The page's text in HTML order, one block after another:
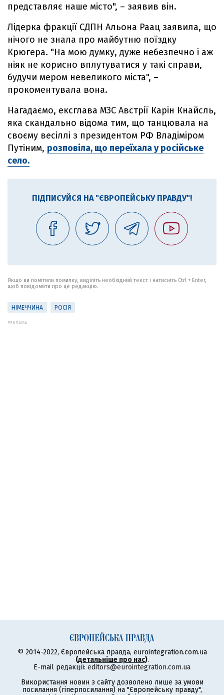
представляє наше місто", – заявив він.
Лідерка фракції СДПН Альона Раац заявила, що
нічого не знала про майбутню поїздку
Крюгера. "На мою думку, дуже небезпечно і аж
ніяк не корисно вплутуватися у такі справи,
будучи мером невеликого міста", –
прокоментувала вона.
Нагадаємо, ексглава МЗС Австрії Карін Кнайсль,
яка скандально відома тим, що танцювала на
своєму весіллі з президентом РФ Владіміром
Путіним, розповіла, що переїхала у російське
село.
ПІДПИСУЙСЯ НА "ЄВРОПЕЙСЬКУ ПРАВДУ"!
Якщо ви помітили помилку, виділіть необхідний текст і натисніть Ctrl + Enter,
щоб повідомити про це редакцію.
НІМЕЧЧИНА РОСІЯ
РЕКЛАМА:
© 2014-2022, Європейська правда, eurointegration.com.ua
(детальніше про нас).
E-mail редакції: editors@eurointegration.com.ua
Використання новин з сайту дозволено лише за умови
посилання (гіперпосилання) на "Європейську правду",